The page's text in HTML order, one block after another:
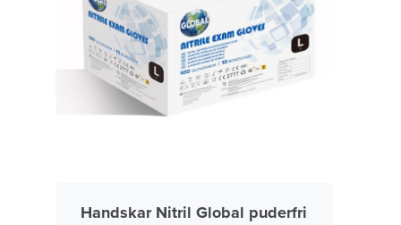
Handskar Nitril Global puderfri